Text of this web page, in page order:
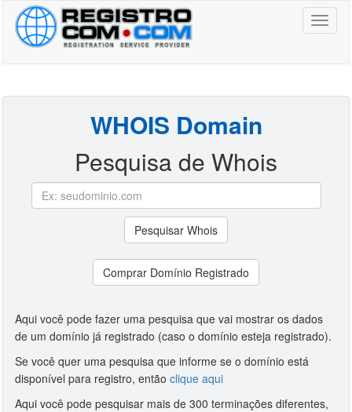
Toggle
WHOIS Domain
Pesquisa de Whois
Pesquisar Whois
Comprar Domínio Registrado
Aqui você pode fazer uma pesquisa que vai mostrar os dados
de um domínio já registrado (caso o domínio esteja registrado).
Se você quer uma pesquisa que informe se o domínio está
disponível para registro, então clique aqui
Aqui você pode pesquisar mais de 300 terminações diferentes,